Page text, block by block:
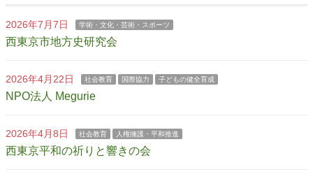
2026年7月7日 学術・文化・芸術・スポーツ
西東京市地方史研究会
2026年4月22日 社会教育 国際協力 子どもの健全育成
NPO法人 Megurie
2026年4月8日 社会教育 人権擁護・平和推進
西東京平和の祈りと響きの会